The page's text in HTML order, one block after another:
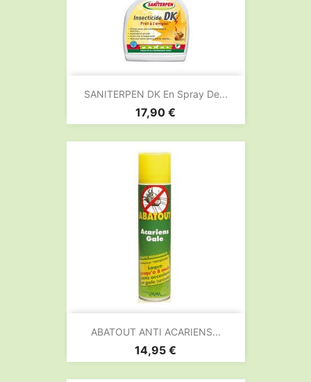
SANITERPEN DK En Spray De...
Prix
17,90 €
ABATOUT ANTI ACARIENS...
Prix
14,95 €